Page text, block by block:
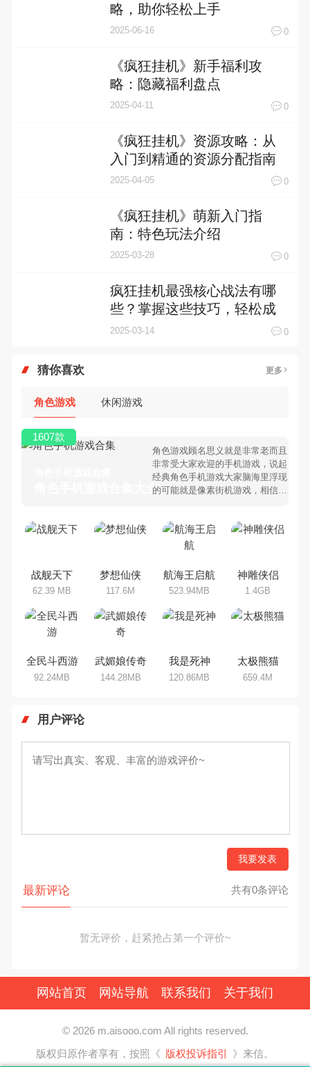
略，助你轻松上手
2025-06-16 0
《疯狂挂机》新手福利攻
略：隐藏福利盘点
2025-04-11 0
《疯狂挂机》资源攻略：从
入门到精通的资源分配指南
2025-04-05 0
《疯狂挂机》萌新入门指
南：特色玩法介绍
2025-03-28 0
疯狂挂机最强核心战法有哪
些？掌握这些技巧，轻松成
为挂机大师！
2025-03-14 0
猜你喜欢 更多
角色游戏 休闲游戏
角色手机游戏合集大全 >
角色游戏顾名思义就是非常老而且
非常受大家欢迎的手机游戏，说起
经典角色手机游戏大家脑海里浮现
的可能就是像素街机游戏，相信很
色手机游戏有哪些呢？游戏今天，
乐途下载站小编芒果味的怪咖给大
集，欢迎大家前来选择下载体验
1607款
战舰天下
62.39 MB
梦想仙侠
117.6M
航海王启航
523.94MB
神雕侠侣
1.4GB
全民斗西游
92.24MB
武媚娘传奇
144.28MB
我是死神
120.86MB
太极熊猫
659.4M
用户评论
我要发表
最新评论 共有0条评论
暂无评价，赶紧抢占第一个评价~
网站首页 网站导航 联系我们 关于我们
© 2026 m.aisooo.com All rights reserved.
版权归原作者享有，按照《 版权投诉指引 》来信。